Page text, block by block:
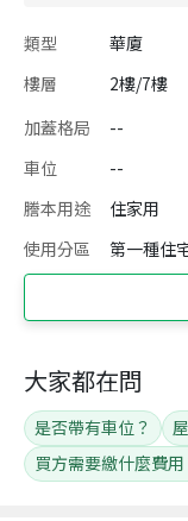
類型 華廈
樓層
2樓/7樓
加蓋格局
--
車位
--
謄本用途
住家用
使用分區
第一種住
大家都在問
是否帶有車位？
買方需要繳什麼費用